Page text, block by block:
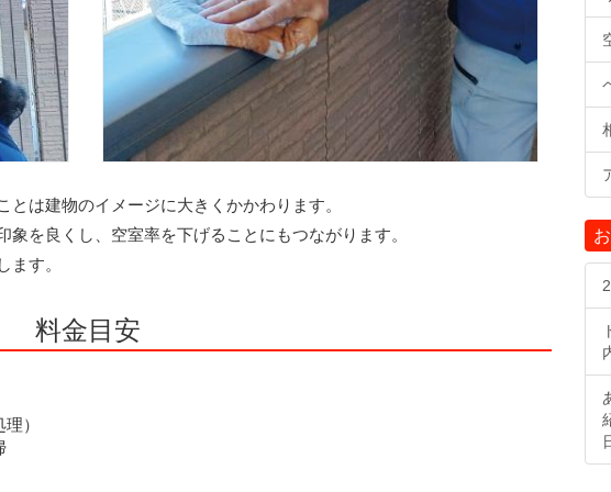
は建物のイメージに大きくかかわります。
を良くし、空室率を下げることにもつながります。
す。
料金目安
）